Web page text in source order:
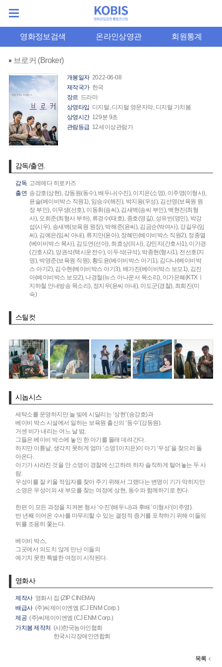
영화정보검색 온라인상영관 회원통계
브로커 (Broker)
개봉일자 2022-06-08
제작국가 한국
장르 드라마
상영타입 디지털, 디지털 영문자막, 디지털 가치봄
상영시간 129분 9초
관람등급 12세이상관람가
감독/출연.
감독 고레에다 히로카즈
출연 송강호(상현), 강동원(동수),배두나(수진), 이지은(소영), 이주영(이형사),
윤슬(베이비박스 직원1), 임승수(해진), 박지용(우성), 김선영(보육원 원
장 부인), 이무생(선호), 이동휘(송씨), 김새벽(송씨 부인), 백현진(최형
사), 오희준(최형사 부하), 류경수(태호), 종호(영길), 성유빈(영민), 박강
섭(시우), 송새벽(보육원 원장), 박해준(윤씨), 김금순(박여사), 강길우(임
씨), 김예은(임씨 아내), 류지안(윤아), 장혜민(베이비박스 직원2), 정종열
(베이비박스 목사), 김도연(선아), 최효상(의사), 강민지(간호사1), 이가경
(간호사2), 양권석(택시운전수), 이두석(규석), 박종현(형사1), 전선호(지
영), 박영준(보육원 직원), 황도윤(베이비박스 아기1), 김다나(베이비박
스 아기2), 김수현(베이비박스 아기3), 배가진(베이비박스 보모1), 김진
아(베이비박스 보모2), 나경철(뉴스 아나운서 목소리), 이가은혜(KTXㅣ
지하철 안내방송 목소리), 정지우(윤씨 아내), 이도군(경찰), 최희진(미
숙)
스틸컷
시놉시스
세탁소를 운영하지만 늘 빚에 시달리는 ‘상현’(송강호)과
베이비 박스 시설에서 일하는 보육원 출신의 ‘동수’(강동원).
거센 비가 내리는 어느 날 밤,
그들은 베이비 박스에 놓인 한 아기를 몰래 데려간다.
하지만 이튿날, 생각지 못하게 엄마 ‘소영’(이지은)이 아기 ‘우성’을 찾으러 돌
아온다.
아기가 사라진 것을 안 소영이 경찰에 신고하려 하자 솔직하게 털어놓는 두 사
람.
우성이를 잘 키울 적임자를 찾아 주기 위해서 그랬다는 변명이 기가 막히지만
소영은 우성이의 새 부모를 찾는 여정에 상현, 동수와 함께하기로 한다.
한편 이 모든 과정을 지켜본 형사 ‘수진’(배두나)과 후배 ‘이형사’(이주영).
반 년째 이어온 수사를 마무리할 수 있는 결정적 증거를 포착하기 위해 이들의
뒤를 조용히 쫓는다.
베이비 박스,
그곳에서 의도치 않게 만난 이들의
예기치 못한 특별한 여정이 시작된다.
영화사
제작사 영화사 집 (ZIP CINEMA)
배급사 (주)씨제이이엔엠 (CJ ENM Corp.)
제공 (주)씨제이이엔엠 (CJ ENM Corp.)
가치봄 제작처 (사)한국농아인협회
한국시각장애인연합회
목록